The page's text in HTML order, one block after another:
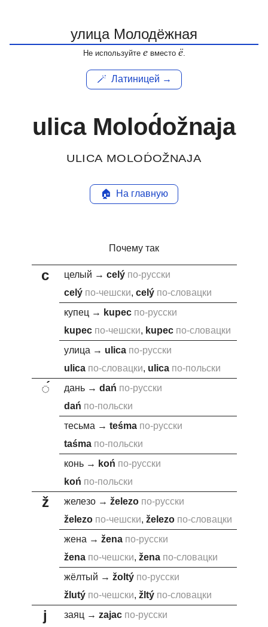
Не используйте евместо ё.
🪄 Латиницей →
ulica Molod́ožnaja
ULICA MOLOD́OŽNAJA
🏠 На главную
Почему так
c целый → celý по-русски
celý по-чешски, celý по-словацки
купец → kupec по-русски
kupec по-чешски, kupec по-словацки
улица → ulica по-русски
ulica по-словацки, ulica по-польски
◌́ дань→ dań по-русски
dań по-польски
тесьма → teśma по-русски
taśma по-польски
конь→ koń по-русски
koń по-польски
ž железо→ železo по-русски
železo по-чешски, železo по-словацки
жена → žena по-русски
žena по-чешски, žena по-словацки
жёлтый → žoltý по-русски
žlutý по-чешски, žltý по-словацки
j заяц → zajac по-русски